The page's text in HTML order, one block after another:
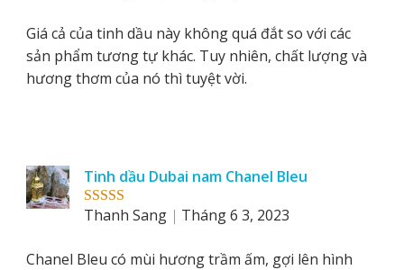
Giá cả của tinh dầu này không quá đắt so với các
sản phẩm tương tự khác. Tuy nhiên, chất lượng và
hương thơm của nó thì tuyệt vời.
Rated 5out
Tinh dầu Dubai nam Chanel Bleu
Thanh Sang
Tháng 6 3, 2023
Chanel Bleu có mùi hương trầm ấm, gợi lên hình